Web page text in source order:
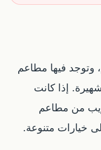
وتوجد فيها مطاعم
إذا كانت
من مطاعم
خيارات متنوعة.